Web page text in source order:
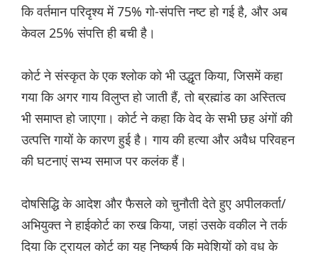
कि वर्तमान परिदृश्य में 75% गो-संपत्ति नष्ट हो गई है, और अब
केवल 25% संपत्ति ही बची है।
कोर्ट ने संस्कृत के एक श्लोक को भी उद्धृत किया, जिसमें कहा
गया कि अगर गाय विलुप्त हो जाती हैं, तो ब्रह्मांड का अस्तित्व
भी समाप्त हो जाएगा। कोर्ट ने कहा कि वेद के सभी छह अंगों की
उत्पत्ति गायों के कारण हुई है। गाय की हत्या और अवैध परिवहन
की घटनाएं सभ्य समाज पर कलंक हैं।
दोषसिद्धि के आदेश और फैसले को चुनौती देते हुए अपीलकर्ता/
अभियुक्त ने हाईकोर्ट का रुख किया, जहां उसके वकील ने तर्क
दिया कि ट्रायल कोर्ट का यह निष्कर्ष कि मवेशियों को वध के